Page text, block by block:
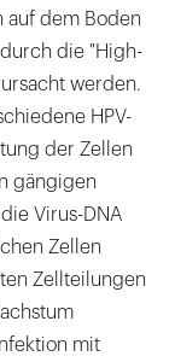
auf dem Boden
die "High-
werden.
HPV-
der Zellen
gängigen
Virus-DNA
Zellen
Zellteilungen
mit